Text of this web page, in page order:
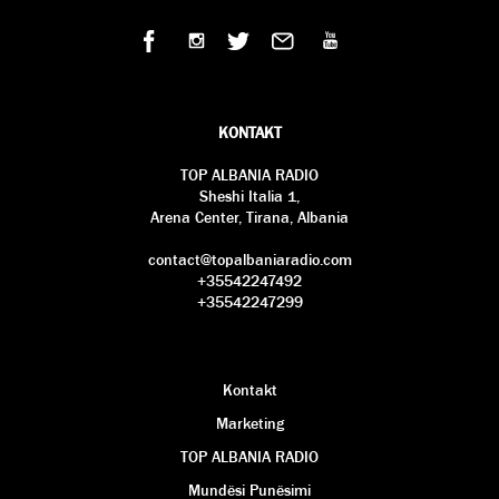
KONTAKT
TOP ALBANIA RADIO
Sheshi Italia 1,
Arena Center, Tirana, Albania
contact@topalbaniaradio.com
+35542247492
+35542247299
Kontakt
Marketing
TOP ALBANIA RADIO
Mundësi Punësimi